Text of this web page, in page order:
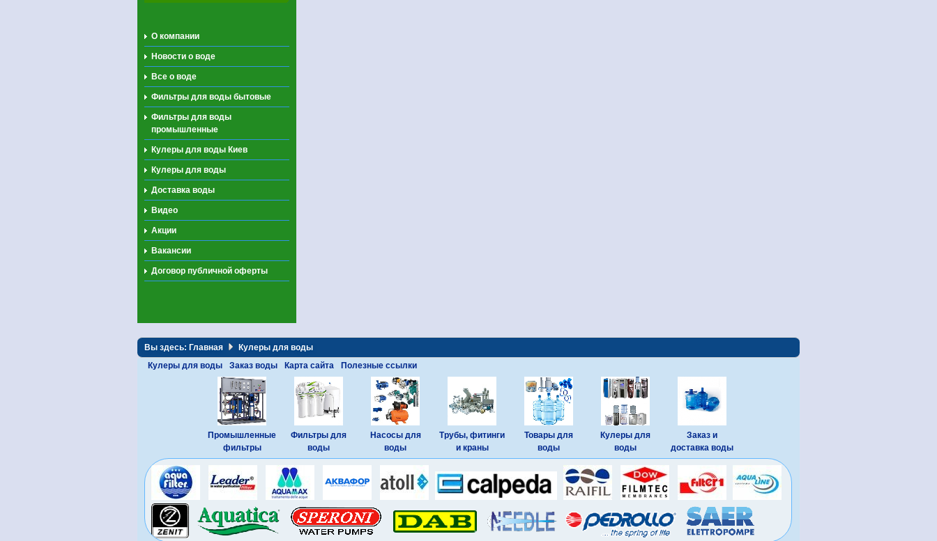
О компании
Новости о воде
Все о воде
Фильтры для воды бытовые
Фильтры для воды
промышленные
Кулеры для воды Киев
Кулеры для воды
Доставка воды
Видео
Акции
Вакансии
Договор публичной оферты
Вы здесь: Главная
Кулеры для воды
Кулеры для воды
Заказ воды Карта сайта Полезные ссылки
Промышленные
фильтры
Фильтры для
воды
Насосы для
воды
Трубы, фитинги
и краны
Товары для
воды
Кулеры для
воды
Заказ и
доставка воды